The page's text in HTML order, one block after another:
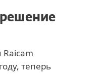
решение
теперь